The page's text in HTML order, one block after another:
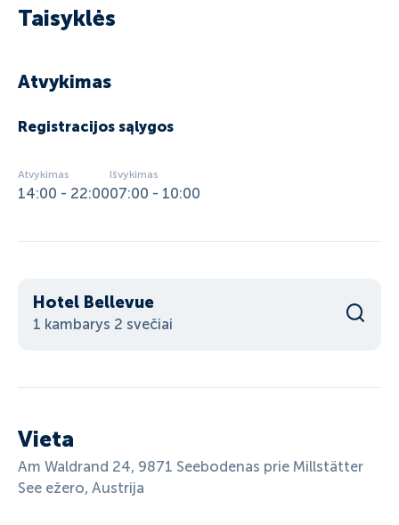
Taisyklės
Atvykimas
Registracijos sąlygos
Atvykimas
14:00 - 22:00
Išvykimas
07:00 - 10:00
Hotel Bellevue
1 kambarys 2 svečiai
Vieta
Am Waldrand 24, 9871 Seebodenas prie Millstätter
See ežero, Austrija